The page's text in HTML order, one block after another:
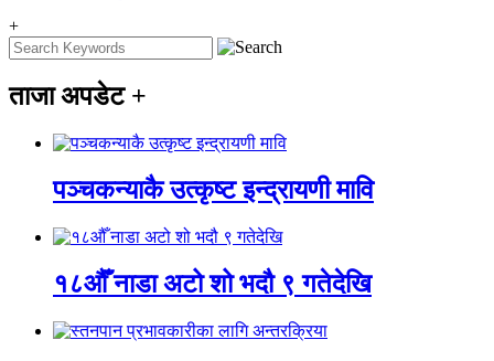
+
ताजा अपडेट +
पञ्चकन्याकै उत्कृष्ट इन्द्रायणी मावि
१८औँ नाडा अटो शो भदौ ९ गतेदेखि